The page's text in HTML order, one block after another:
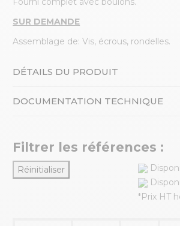
SUR DEMANDE
Assemblage de: Vis, écrous, rondelles.
DÉTAILS DU PRODUIT
DOCUMENTATION TECHNIQUE
Filtrer les références :
Réinitialiser
*Prix HT